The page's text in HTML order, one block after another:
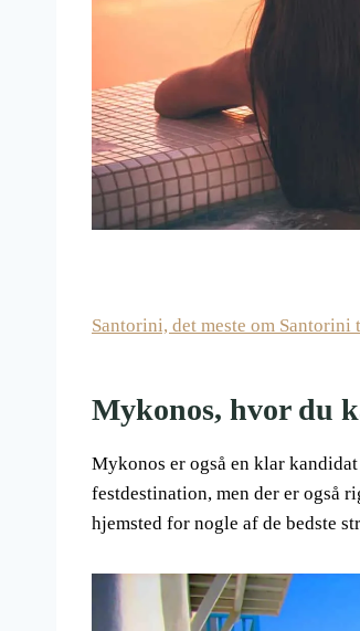
Santorini, det meste om Santorini
Mykonos, hvor du
Mykonos er også en klar
festdestination, men der er også
hjemsted for nogle af de bedste